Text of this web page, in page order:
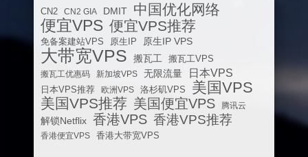
CN2 CN2 GIA DMIT 中国优化网络
便宜VPS 便宜VPS推荐
免备案建站VPS 原生IP 原生IP VPS
大带宽VPS 搬瓦工
搬瓦工VPS
搬瓦工优惠码
新加坡VPS 无限流量 日本VPS
日本VPS推荐 欧洲VPS 洛杉矶VPS 美国VPS
美国VPS推荐 美国便宜VPS 腾讯云
解锁Netflix 香港VPS 香港VPS推荐
香港便宜VPS 香港大带宽VPS